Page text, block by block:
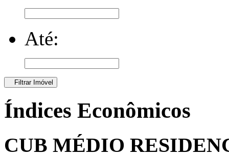
Até:
Filtrar Imóvel
Índices Econômicos
CUB MÉDIO